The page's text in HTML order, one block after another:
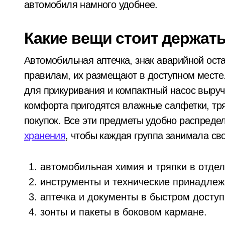
У Києві через суд повернули
Суд у Києві розгляне справу
Кібербезпека для підприємців:
Рятувальники Київщини борються з
У Києві до 2029 року з’являться три
Схема нелегального вивезення
Київ: жінка підпалила двері сусідки
«Київ під загрозою: шахраї, що
На Київщині 12-річний підліток на
автомобиля намного удобнее.
Какие вещи стоит
Автомобильная аптечка, знак аварийной
правилам, их размещают в доступном
для прикуривания и компактный насос
комфорта пригодятся влажные салфетки,
покупок. Все эти предметы удобно
хранения, чтобы каждая группа занимала
автомобильная химия и тряпки в
инструменты и технические
аптечка и документы в быстром
зонты и пакеты в боковом кармане.
Прощальний
«джекпот» на 83
мільйони: як
admin Сер 6, 2026